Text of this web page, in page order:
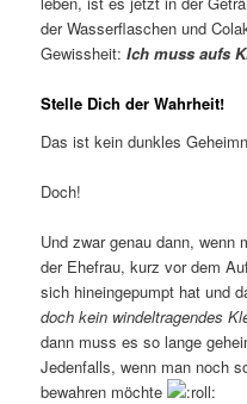
der Wasserflaschen und
Gewissheit: Ich muss aufs
Stelle Dich der Wahrheit!
Das ist kein dunkles
Doch!
Und zwar genau dann, wenn
der Ehefrau, kurz vor dem
sich hineingepumpt hat und
doch kein windeltragendes
dann muss es so lange
Jedenfalls, wenn man noch
bewahren möchte